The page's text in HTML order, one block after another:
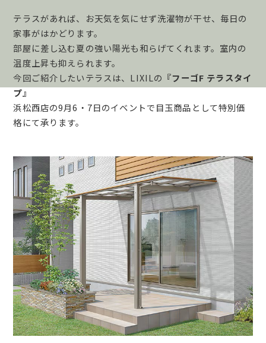
テラスがあれば、お天気を気にせず洗濯物が干せ、毎日の
家事がはかどります。
部屋に差し込む夏の強い陽光も和らげてくれます。室内の
温度上昇も抑えられます。
今回ご紹介したいテラスは、LIXILの 『フーゴF テラスタイ
プ』
浜松西店の9月6・7日のイベントで目玉商品として特別価
格にて承ります。